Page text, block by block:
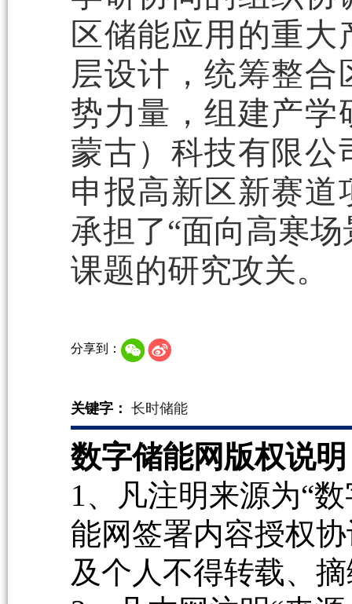
区储能应用的重
层设计，统筹整
势力量，组建产学
蒙古）科技有限公
申报高新区新赛
承担了“面向高寒
课题的研究攻关。
分享到：
关键字： 长时储能
数字储能网版权说
1、凡注明来源为“
能网签署内容授权
及个人不得转载、